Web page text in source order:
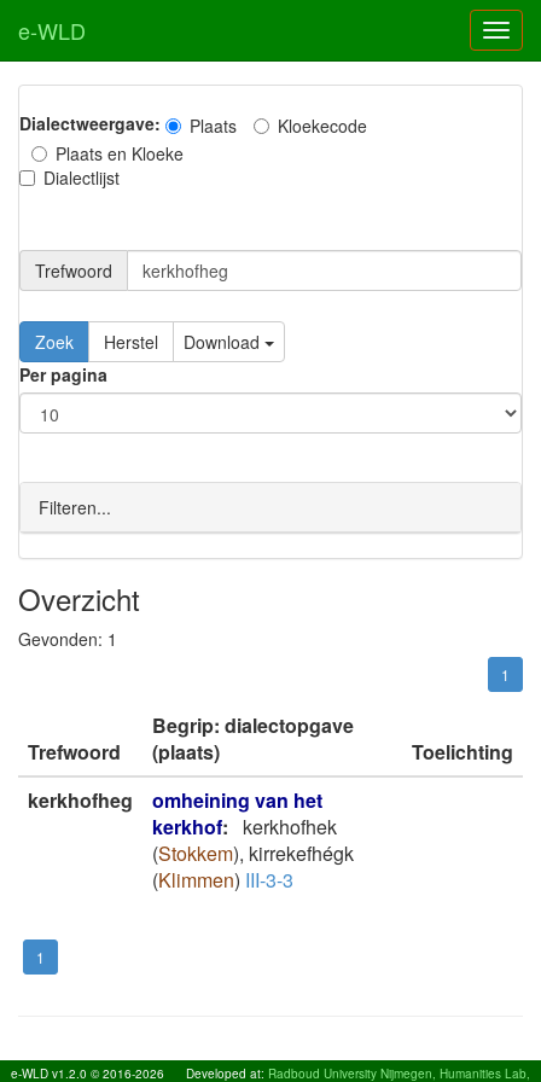
e-WLD
Dialectweergave: Plaats
Kloekecode
Plaats en Kloeke
Dialectlijst
Trefwoord
Download
Per pagina
Filteren...
Overzicht
Gevonden: 1
1
Trefwoord
Begrip: dialectopgave
(plaats)
Toelichting
kerkhofheg
omheining van het
kerkhof:
kerkhofhek
(Stokkem), kirrekefhégk
(Klimmen) III-3-3
1
e-WLD v1.2.0 © 2016-2026 Developed at: Radboud University Nijmegen, Humanities Lab,